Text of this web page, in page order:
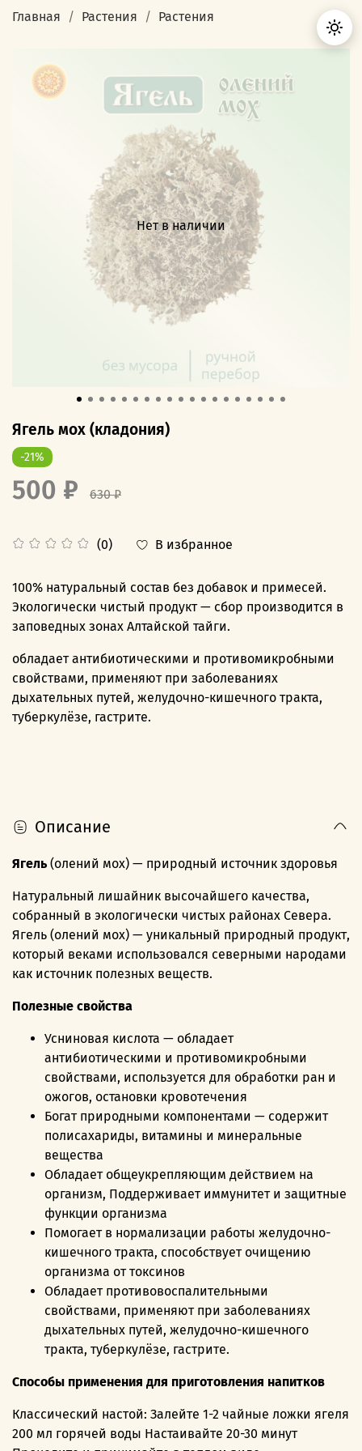
Главная Растения Растения
Нет в наличии
Ягель мох (кладония)
(0) В избранное
-21%
500 ₽ 630 ₽
100% натуральный состав без добавок и примесей.
Экологически чистый продукт — сбор производится в
заповедных зонах Алтайской тайги.
обладает антибиотическими и противомикробными
свойствами, применяют при заболеваниях
дыхательных путей, желудочно-кишечного тракта,
туберкулёзе, гастрите.
Описание
Ягель (олений мох) — природный источник здоровья
Натуральный лишайник высочайшего качества,
собранный в экологически чистых районах Севера.
Ягель (олений мох) — уникальный природный продукт,
который веками использовался северными народами
как источник полезных веществ.
Полезные свойства
Усниновая кислота — обладает
антибиотическими и противомикробными
свойствами, используется для обработки ран и
ожогов, остановки кровотечения
Богат природными компонентами — содержит
полисахариды, витамины и минеральные
вещества
Обладает общеукрепляющим действием на
организм, Поддерживает иммунитет и защитные
функции организма
Помогает в нормализации работы желудочно-
кишечного тракта, способствует очищению
организма от токсинов
Обладает противовоспалительными
свойствами, применяют при заболеваниях
дыхательных путей, желудочно-кишечного
тракта, туберкулёзе, гастрите.
Способы применения для приготовления напитков
Классический настой: Залейте 1-2 чайные ложки ягеля
200 мл горячей воды Настаивайте 20-30 минут